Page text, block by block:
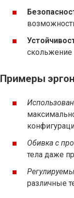
скольжение
Примеры
Обивка с
тела даже
различные